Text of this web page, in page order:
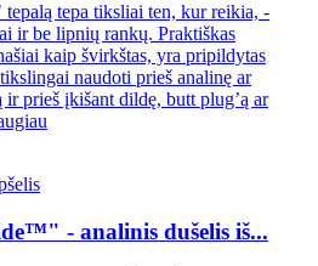
tepa tiksliai ten, kur reikia, -
ir be lipnių rankų. Praktiškas
kaip švirkštas, yra pripildytas
naudoti prieš analinę ar
prieš įkišant dildę, butt plug’ą ar
- analinis dušelis iš...